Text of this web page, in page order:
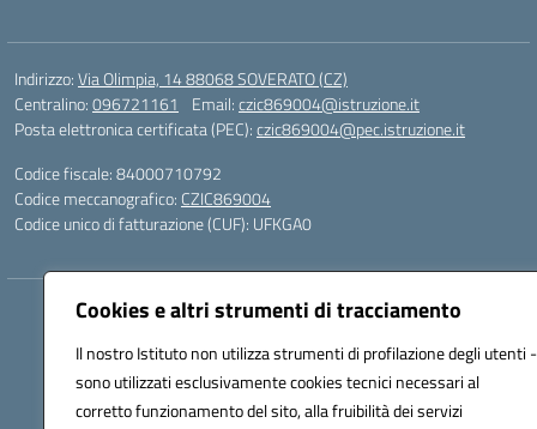
Cookies e altri strumenti di tracciamento
Il nostro Istituto non utilizza strumenti di profilazione degli utenti -
sono utilizzati esclusivamente cookies tecnici necessari al
corretto funzionamento del sito, alla fruibilità dei servizi
Indirizzo:Via Olimpia, 14 88068 SOVERATO (CZ)
Centralino:096721161 Email:czic869004@istruzione.it
Posta elettronica certificata (PEC):czic869004@pec.istruzione.it
Codice fiscale: 84000710792
Codice meccanografico: CZIC869004
Codice unico di fatturazione (CUF): UFKGA0
Hosting & Powered by 3D Solution S.r.l.
Concept & Design by Designers Italia